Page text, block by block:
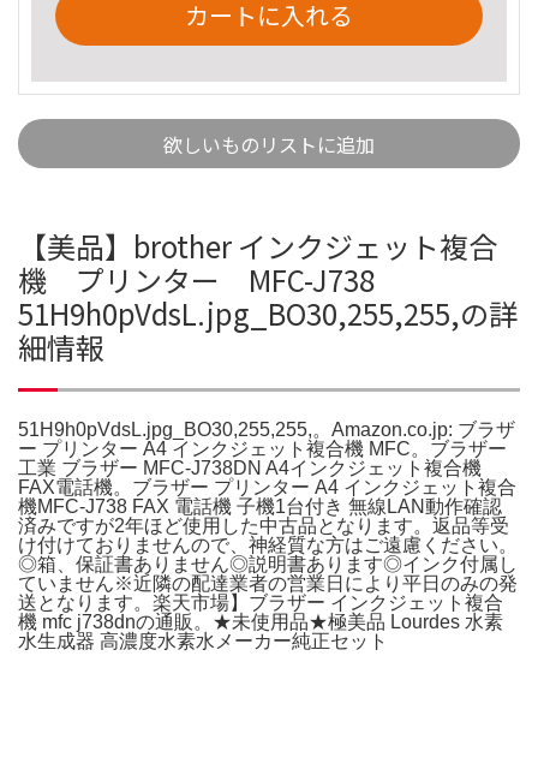
カートに入れる
欲しいものリストに追加
【美品】brother インクジェット複合
機 プリンター MFC-J738
51H9h0pVdsL.jpg_BO30,255,255,の詳
細情報
51H9h0pVdsL.jpg_BO30,255,255,。Amazon.co.jp: ブラザ
ー プリンター A4 インクジェット複合機 MFC。ブラザー
工業 ブラザー MFC-J738DN A4インクジェット複合機
FAX電話機。ブラザー プリンター A4 インクジェット複合
機MFC-J738 FAX 電話機 子機1台付き 無線LAN動作確認
済みですが2年ほど使用した中古品となります。返品等受
け付けておりませんので、神経質な方はご遠慮ください。
◎箱、保証書ありません◎説明書あります◎インク付属し
ていません※近隣の配達業者の営業日により平日のみの発
送となります。楽天市場】ブラザー インクジェット複合
機 mfc j738dnの通販。★未使用品★極美品 Lourdes 水素
水生成器 高濃度水素水メーカー純正セット